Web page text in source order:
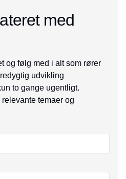
med
og følg med i alt som rører
udvikling
to gange ugentligt.
temaer og